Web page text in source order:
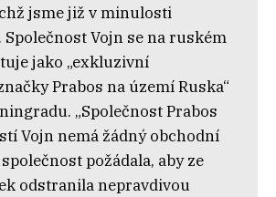
jsme již v minulosti
Vojn se na ruském
jako „exkluzivní
Prabos na území Ruska“
„Společnost Prabos
Vojn nemá žádný obchodní
požádala, aby ze
odstranila nepravdivou